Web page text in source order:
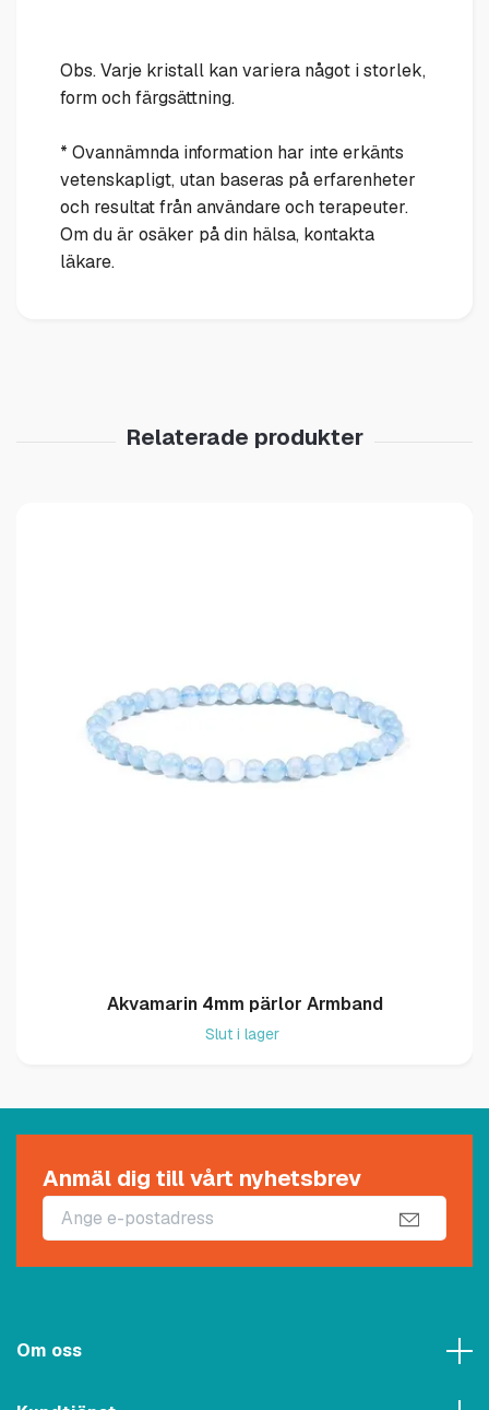
Obs. Varje kristall kan variera något i storlek,
form och färgsättning.
* Ovannämnda information har inte erkänts
vetenskapligt, utan baseras på erfarenheter
och resultat från användare och terapeuter.
Om du är osäker på din hälsa, kontakta
läkare.
Akvamarin 4mm pärlor Armband
Slut i lager
Anmäl dig till vårt nyhetsbrev
Om oss